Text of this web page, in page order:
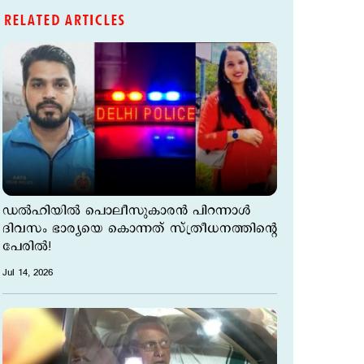
RELATED ARTICLES
ഡൽഹിയിൽ പൊലീസുകാരൻ പിറന്നാൾ
ദിവസം ഭാര്യയെ കൊന്നത് സ്ത്രീധനത്തിന്റെ
പേരിൽ!
Jul 14, 2026